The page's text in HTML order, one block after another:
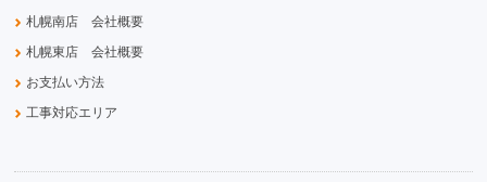
札幌南店 会社概要
札幌東店 会社概要
お支払い方法
工事対応エリア